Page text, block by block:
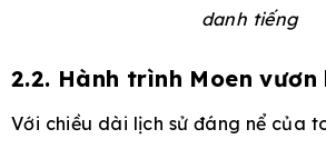
danh tiếng
2.2. Hành trình Moen vươn
Với chiều dài lịch sử đáng nể của